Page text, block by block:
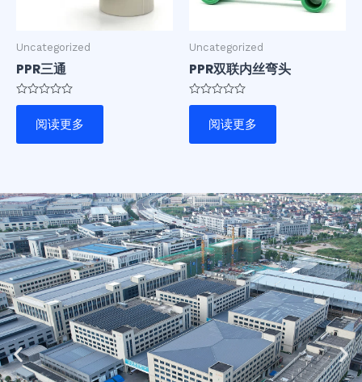
Uncategorized
PPR三通
评
5
阅读更多
Uncategorized
PPR双联内丝弯头
评
5
阅读更多
Previous
slide